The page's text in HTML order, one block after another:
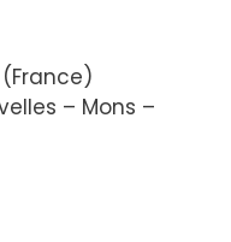
– Mons –